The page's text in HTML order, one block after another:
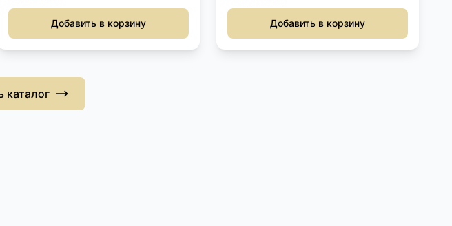
Добавить в корзину Добавить в корзину
каталог